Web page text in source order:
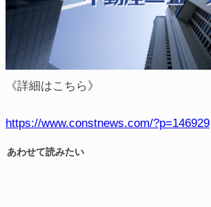
《詳細はこちら》
https://www.constnews.com/?p=146929
あわせて読みたい